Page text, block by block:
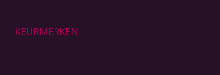
KEURMERKEN